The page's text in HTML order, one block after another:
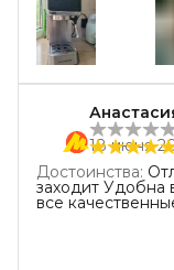
3 звезды
2 звезды
18 июня
Достоинства:
заходит Удобна в использовании Материалы
все